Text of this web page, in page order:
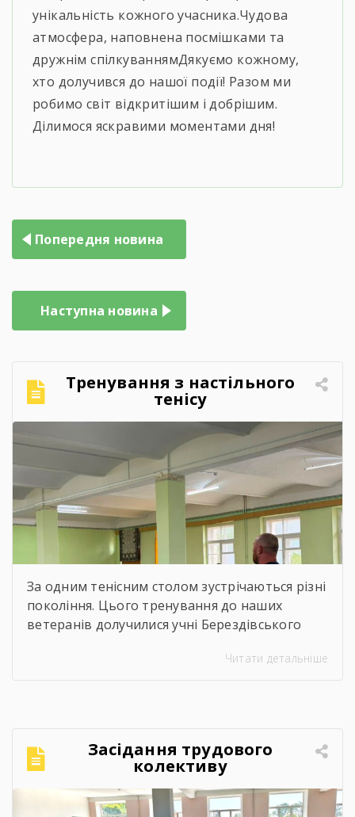
унікальність кожного учасника.Чудова
атмосфера, наповнена посмішками та
дружнім спілкуваннямДякуємо кожному,
хто долучився до нашої події! Разом ми
робимо світ відкритішим і добрішим.
Ділимося яскравими моментами дня!
Попередня новина
Наступна новина
Тренування з настільного
тенісу
За одним тенісним столом зустрічаються різні
покоління. Цього тренування до наших
ветеранів долучилися учні Берездівського
усмішок і щирого спілкування. Саме такі
відволіктися від буденності […]
Читати детальніше
Засідання трудового
колективу